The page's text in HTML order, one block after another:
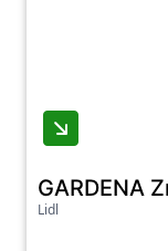
GARDENA
Lidl